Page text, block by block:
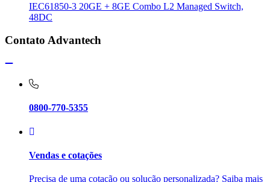
IEC61850-3 20GE + 8GE Combo L2 Managed Switch,
48DC
Contato Advantech
0800-770-5355
Vendas e cotações
Precisa de uma cotação ou solução personalizada? Saiba mais